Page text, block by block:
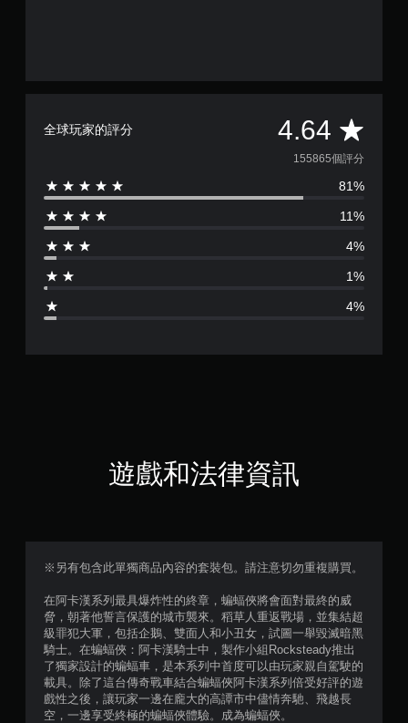
全球玩家的評分 4.64 平
均
評
分
6
分
5
顆
星
）
155865個評分
81%
11%
4%
1%
4%
遊戲和法律資訊
※另有包含此單獨商品內容的套裝包。請注意切勿重複購買。
在阿卡漢系列最具爆炸性的終章，蝙蝠俠將會面對最終的威
脅，朝著他誓言保護的城市襲來。稻草人重返戰場，並集結超
級罪犯大軍，包括企鵝、雙面人和小丑女，試圖一舉毀滅暗黑
騎士。在蝙蝠俠：阿卡漢騎士中，製作小組Rocksteady推出
了獨家設計的蝙蝠車，是本系列中首度可以由玩家親自駕駛的
載具。除了這台傳奇戰車結合蝙蝠俠阿卡漢系列倍受好評的遊
戲性之後，讓玩家一邊在龐大的高譚市中儘情奔馳、飛越長
空，一邊享受終極的蝙蝠俠體驗。成為蝙蝠俠。